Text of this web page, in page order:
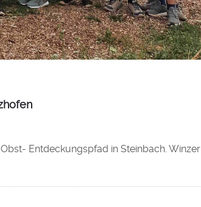
Entdeckungspfad in Steinbach. Winzer